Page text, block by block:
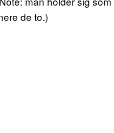
de to.)